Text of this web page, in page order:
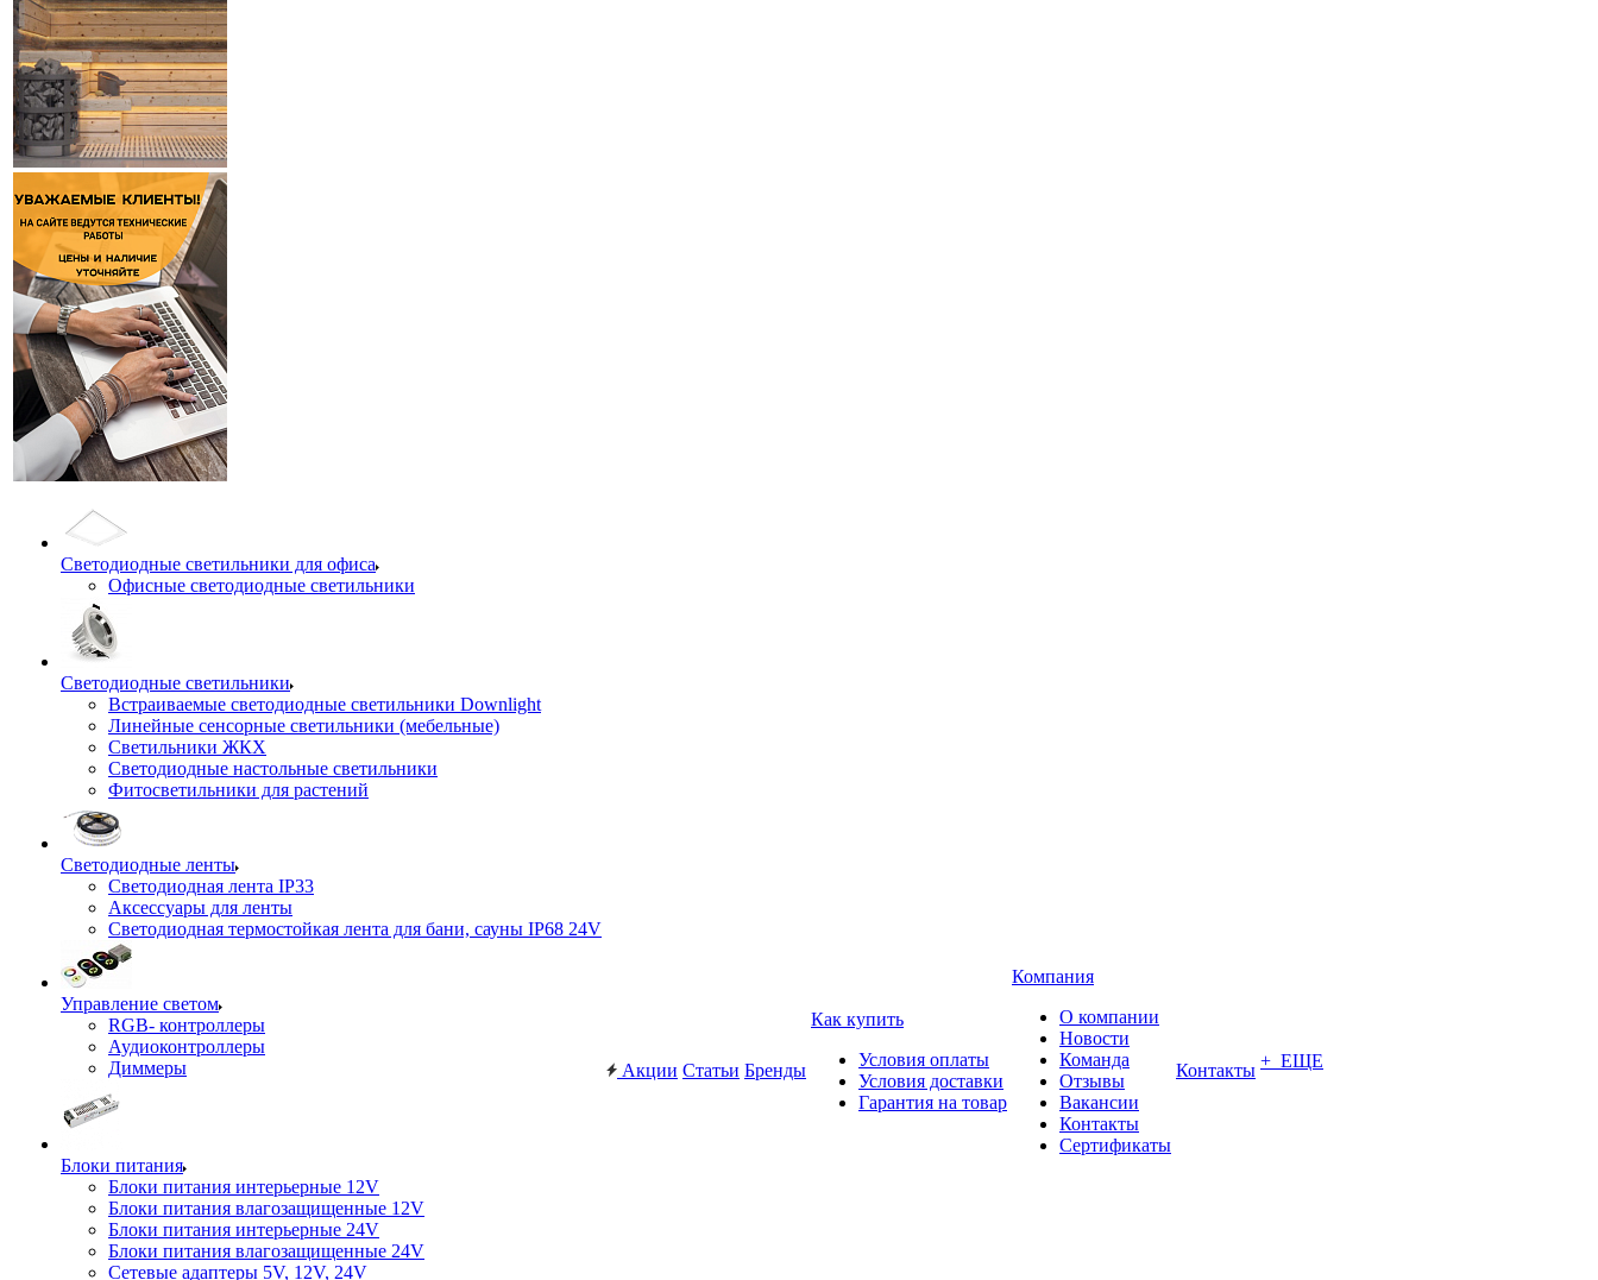
Светодиодные светильники для офиса
Офисные светодиодные светильники
Светодиодные светильники
Встраиваемые светодиодные светильники Downlight
Линейные сенсорные светильники (мебельные)
Светильники ЖКХ
Светодиодные настольные светильники
Фитосветильники для растений
Светодиодные ленты
Светодиодная лента IP33
Аксессуары для ленты
Светодиодная термостойкая лента для бани, сауны IP68 24V
Управление светом
RGB- контроллеры
Аудиоконтроллеры
Диммеры
Блоки питания
Блоки питания интерьерные 12V
Блоки питания влагозащищенные 12V
Блоки питания интерьерные 24V
Блоки питания влагозащищенные 24V
Сетевые адаптеры 5V, 12V, 24V
Акции Статьи Бренды
Как купить
Условия оплаты
Условия доставки
Гарантия на товар
Компания
О компании
Новости
Команда
Отзывы
Вакансии
Контакты
Сертификаты
Контакты + ЕЩЕ